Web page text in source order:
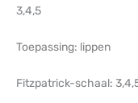
3,4,5
Toepassing: lippen
Fitzpatrick-schaal: